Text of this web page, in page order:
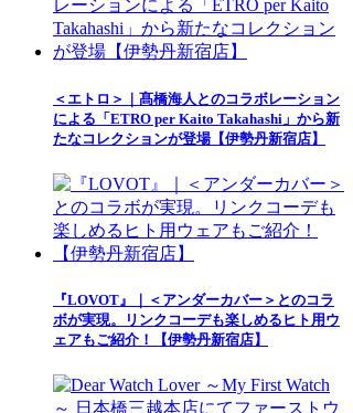
＜エトロ＞｜髙橋海人とのコラボレーション
による「ETRO per Kaito Takahashi」から新
たなコレクションが登場【伊勢丹新宿店】
『LOVOT』｜＜アンダーカバー＞とのコラ
ボが実現。リンクコーデも楽しめるヒト用ウ
ェアもご紹介！【伊勢丹新宿店】